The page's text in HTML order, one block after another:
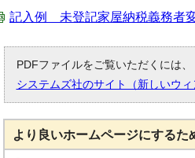
記入例 未登記家屋納税義務者
PDFファイルをご覧いただくには
システムズ社のサイト（新しいウィ
より良いホームページにするた